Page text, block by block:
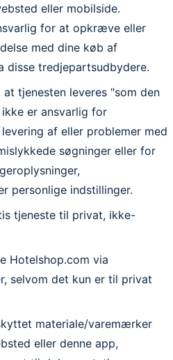
eller mobilside.
for at opkræve eller
med dine køb af
disse tredjepartsudbydere.
tjenesten leveres "som den
er ansvarlig for
af eller problemer med
søgninger eller for
personlige indstillinger.
tjeneste til privat, ikke-
Hotelshop.com via
selvom det kun er til privat
materiale/varemærker
eller denne app,